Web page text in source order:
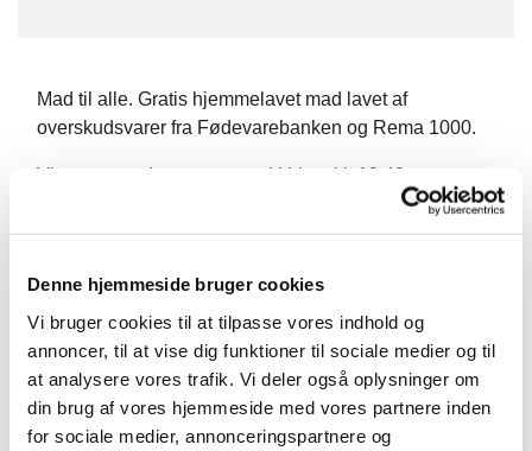
Denne hjemmeside bruger cookies
Vi bruger cookies til at tilpasse vores indhold og
annoncer, til at vise dig funktioner til sociale medier og til
at analysere vores trafik. Vi deler også oplysninger om
din brug af vores hjemmeside med vores partnere inden
for sociale medier, annonceringspartnere og
Mad til alle. Gratis hjemmelavet mad lavet af
overskudsvarer fra Fødevarebanken og Rema 1000.
Vi starter med morgensang i kirken kl. 10.40